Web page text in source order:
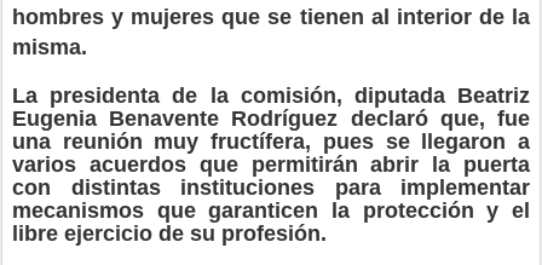
hombres y mujeres que se tienen al interior de la
misma.
La presidenta de la comisión, diputada Beatriz
Eugenia Benavente Rodríguez declaró que, fue
una reunión muy fructífera, pues se llegaron a
varios acuerdos que permitirán abrir la puerta
con distintas instituciones para implementar
mecanismos que garanticen la protección y el
libre ejercicio de su profesión.